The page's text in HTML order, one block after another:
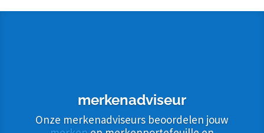
merkenadviseur
Onze merkenadviseurs beoordelen jouw